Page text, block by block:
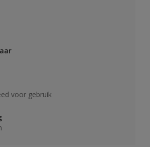
voor gebruik